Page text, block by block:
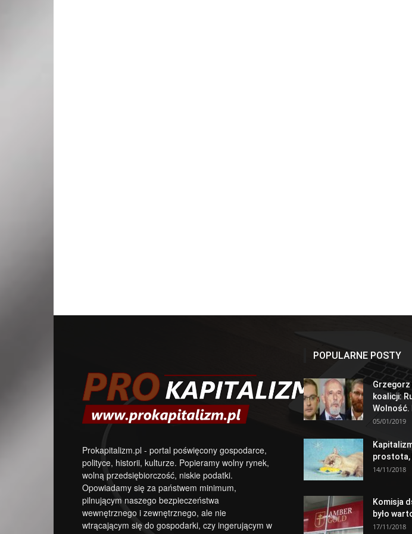
Prokapitalizm.pl - portal poświęcony gospodarce,
polityce, historii, kulturze. Popieramy wolny rynek,
wolną przedsiębiorczość, niskie podatki.
Opowiadamy się za państwem minimum,
pilnującym naszego bezpieczeństwa
wewnętrznego i zewnętrznego, ale nie
wtrącającym się do gospodarki, czy ingerującym w
POPULARNE POSTY
Grzegorz
koalicji:
Wolność.
05/01/2019
prostota,
14/11/2018
Komisja
było
17/11/2018